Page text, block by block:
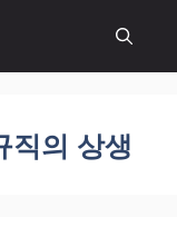
직의 상생